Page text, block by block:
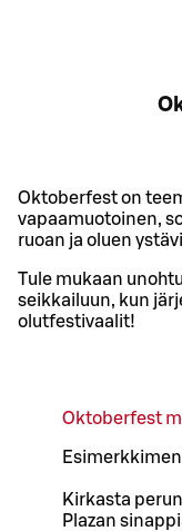
Oktoberfest on
vapaamuotoinen,
ruoan ja oluen
Tule mukaan
seikkailuun, kun
olutfestivaalit!
Oktoberfest
Kirkasta
Plazan